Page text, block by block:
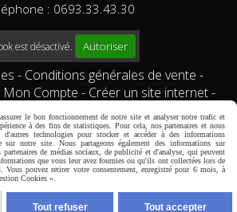
: 0693.33.43.30
est désactivé. Autoriser
Conditions générales de vente
Mon Compte
Créer un site internet
Comment commander?
conditions
générales de vente
le bon fonctionnement de notre site et analyser notre trafic et
à des fins de statistiques. Pour cela, nos partenaires et nous
technologies pour stocker et accéder à des informations
sur notre site. Nous partageons également des informations sur
de médias sociaux, de publicité et d'analyse, qui peuvent
que vous leur avez fournies ou qu'ils ont collectées lors de
Vous pouvez retirer votre consentement, enregistré pour 6 mois, à
Cookies ».
Tout refuser Tout accepter